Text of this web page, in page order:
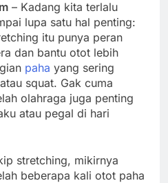
– Kadang kita terlalu
lupa satu hal penting:
itu punya peran
dan bantu otot lebih
paha yang sering
squat. Gak cuma
olahraga juga penting
atau pegal di hari
stretching, mikirnya
beberapa kali otot paha